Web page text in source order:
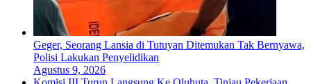
Geger, Seorang Lansia di Tutuyan Ditemukan Tak Bernyawa,
Polisi Lakukan Penyelidikan
Agustus 9, 2026